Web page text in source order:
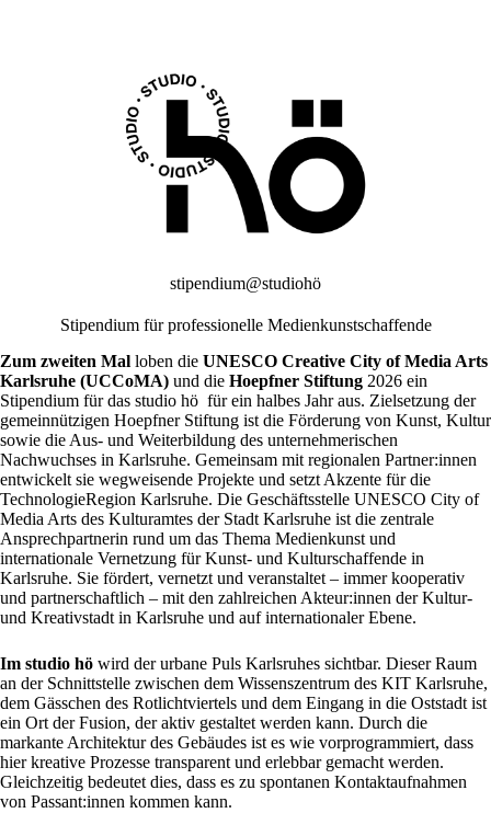
stipendium@studiohö
Stipendium für professionelle Medienkunstschaffende
Zum zweiten Mal loben die UNESCO Creative City of Media Arts
Karlsruhe (UCCoMA) und die Hoepfner Stiftung 2026 ein
Stipendium für das studio hö für ein halbes Jahr aus. Zielsetzung der
gemeinnützigen Hoepfner Stiftung ist die Förderung von Kunst, Kultur
sowie die Aus- und Weiterbildung des unternehmerischen
Nachwuchses in Karlsruhe. Gemeinsam mit regionalen Partner:innen
entwickelt sie wegweisende Projekte und setzt Akzente für die
TechnologieRegion Karlsruhe. Die Geschäftsstelle UNESCO City of
Media Arts des Kulturamtes der Stadt Karlsruhe ist die zentrale
Ansprechpartnerin rund um das Thema Medienkunst und
internationale Vernetzung für Kunst- und Kulturschaffende in
Karlsruhe. Sie fördert, vernetzt und veranstaltet – immer kooperativ
und partnerschaftlich – mit den zahlreichen Akteur:innen der Kultur-
und Kreativstadt in Karlsruhe und auf internationaler Ebene.
Im studio hö wird der urbane Puls Karlsruhes sichtbar. Dieser Raum
an der Schnittstelle zwischen dem Wissenszentrum des KIT Karlsruhe,
dem Gässchen des Rotlichtviertels und dem Eingang in die Oststadt ist
ein Ort der Fusion, der aktiv gestaltet werden kann. Durch die
markante Architektur des Gebäudes ist es wie vorprogrammiert, dass
hier kreative Prozesse transparent und erlebbar gemacht werden.
Gleichzeitig bedeutet dies, dass es zu spontanen Kontaktaufnahmen
von Passant:innen kommen kann.